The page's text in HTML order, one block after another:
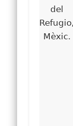
del
Refugio,
Mèxic.